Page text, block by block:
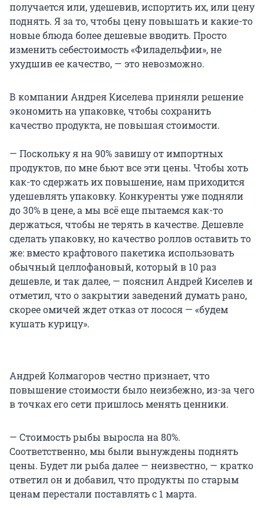
получается или, удешевив, испортить их, или цену
поднять. Я за то, чтобы цену повышать и какие-то
новые блюда более дешевые вводить. Просто
изменить себестоимость «Филадельфии», не
ухудшив ее качество, — это невозможно.
В компании Андрея Киселева приняли решение
экономить на упаковке, чтобы сохранить
качество продукта, не повышая стоимости.
— Поскольку я на 90% завишу от импортных
продуктов, по мне бьют все эти цены. Чтобы хоть
как-то сдержать их повышение, нам приходится
удешевлять упаковку. Конкуренты уже подняли
до 30% в цене, а мы всё еще пытаемся как-то
держаться, чтобы не терять в качестве. Дешевле
сделать упаковку, но качество роллов оставить то
же: вместо крафтового пакетика использовать
обычный целлофановый, который в 10 раз
дешевле, и так далее, — пояснил Андрей Киселев и
отметил, что о закрытии заведений думать рано,
скорее омичей ждет отказ от лосося — «будем
кушать курицу».
Андрей Колмагоров честно признает, что
повышение стоимости было неизбежно, из-за чего
в точках его сети пришлось менять ценники.
— Стоимость рыбы выросла на 80%.
Соответственно, мы были вынуждены поднять
цены. Будет ли рыба далее — неизвестно, — кратко
ответил он и добавил, что продукты по старым
ценам перестали поставлять с 1 марта.